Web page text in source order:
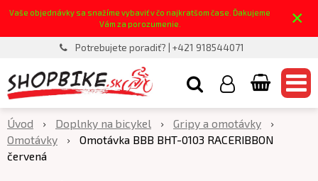
Vaše objednávky sa snažíme vybaviť v čo najkratšom čase. Ďakujeme
Vám za porozumenie.
×
Potrebujete poradiť? | +421 918544071
Úvod Doplnky na bicykel
Gripy a omotávky
Omotávky
Omotávka BBB BHT-0103 RACERIBBON
červená